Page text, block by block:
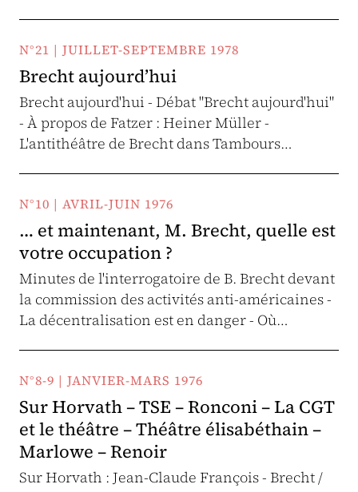
N°21 | JUILLET-SEPTEMBRE 1978
Brecht aujourd’hui
Brecht aujourd'hui - Débat "Brecht aujourd'hui"
- À propos de Fatzer : Heiner Müller -
L'antithéâtre de Brecht dans Tambours…
N°10 | AVRIL-JUIN 1976
… et maintenant, M. Brecht, quelle est
votre occupation ?
Minutes de l'interrogatoire de B. Brecht devant
la commission des activités anti-américaines -
La décentralisation est en danger - Où…
N°8-9 | JANVIER-MARS 1976
Sur Horvath – TSE – Ronconi – La CGT
et le théâtre – Théâtre élisabéthain –
Marlowe – Renoir
Sur Horvath : Jean-Claude François - Brecht /